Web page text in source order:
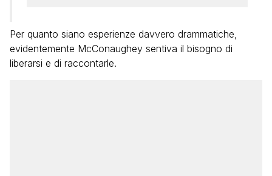
Per quanto siano esperienze davvero drammatiche,
evidentemente McConaughey sentiva il bisogno di
liberarsi e di raccontarle.